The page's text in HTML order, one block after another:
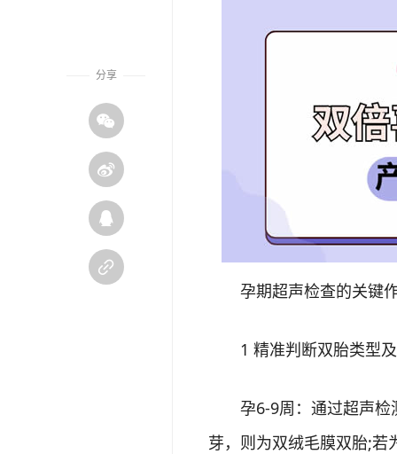
分享




孕期超声检查的关键
1 精准判断双胎类型及
孕6-9周：通过超声检
芽，则为双绒毛膜双胎;若